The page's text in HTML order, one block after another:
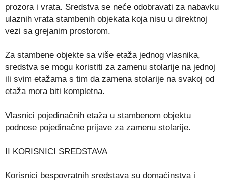
prozora i vrata. Sredstva se neće odobravati za nabavku
ulaznih vrata stambenih objekata koja nisu u direktnoj
vezi sa grejanim prostorom.
Za stambene objekte sa više etaža jednog vlasnika,
sredstva se mogu koristiti za zamenu stolarije na jednoj
ili svim etažama s tim da zamena stolarije na svakoj od
etaža mora biti kompletna.
Vlasnici pojedinačnih etaža u stambenom objektu
podnose pojedinačne prijave za zamenu stolarije.
II KORISNICI SREDSTAVA
Korisnici bespovratnih sredstava su domaćinstva i